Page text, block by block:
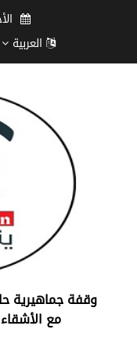
الأحد 9
العربية
‏وقفة جماهيرية
مع